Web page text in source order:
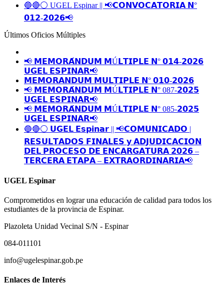
🔵🔴⚪️ UGEL Espinar || 📢𝗖𝗢𝗡𝗩𝗢𝗖𝗔𝗧𝗢𝗥𝗜𝗔 𝗡°
𝟬𝟭𝟮-𝟮𝟬𝟮𝟲📢
Últimos Oficios Múltiples
📢 𝗠𝗘𝗠𝗢𝗥𝗔́𝗡𝗗𝗨𝗠 𝗠Ú𝗟𝗧𝗜𝗣𝗟𝗘 𝗡° 𝟬𝟭𝟰-𝟮𝟬𝟮𝟲
𝗨𝗚𝗘𝗟 𝗘𝗦𝗣𝗜𝗡𝗔𝗥📢
𝗠𝗘𝗠𝗢𝗥𝗔𝗡𝗗𝗨𝗠 𝗠𝗨𝗟𝗧𝗜𝗣𝗟𝗘 𝗡° 𝟬𝟭𝟬-𝟮𝟬𝟮𝟲
📢 𝗠𝗘𝗠𝗢𝗥𝗔́𝗡𝗗𝗨𝗠 𝗠Ú𝗟𝗧𝗜𝗣𝗟𝗘 𝗡° 087-𝟮𝟬𝟮𝟱
𝗨𝗚𝗘𝗟 𝗘𝗦𝗣𝗜𝗡𝗔𝗥📢
📢 𝗠𝗘𝗠𝗢𝗥𝗔́𝗡𝗗𝗨𝗠 𝗠Ú𝗟𝗧𝗜𝗣𝗟𝗘 𝗡° 085-𝟮𝟬𝟮𝟱
𝗨𝗚𝗘𝗟 𝗘𝗦𝗣𝗜𝗡𝗔𝗥📢
🔵🔴⚪️ 𝗨𝗚𝗘𝗟 𝗘𝘀𝗽𝗶𝗻𝗮𝗿 || 📢𝗖𝗢𝗠𝗨𝗡𝗜𝗖𝗔𝗗𝗢 |
𝗥𝗘𝗦𝗨𝗟𝗧𝗔𝗗𝗢𝗦 𝗙𝗜𝗡𝗔𝗟𝗘𝗦 𝘆 𝗔𝗗𝗝𝗨𝗗𝗜𝗖𝗔𝗖𝗜𝗢𝗡
𝗗𝗘𝗟 𝗣𝗥𝗢𝗖𝗘𝗦𝗢 𝗗𝗘 𝗘𝗡𝗖𝗔𝗥𝗚𝗔𝗧𝗨𝗥𝗔 𝟮𝟬𝟮𝟲 –
𝗧𝗘𝗥𝗖𝗘𝗥𝗔 𝗘𝗧𝗔𝗣𝗔 – 𝗘𝗫𝗧𝗥𝗔𝗢𝗥𝗗𝗜𝗡𝗔𝗥𝗜𝗔📢
UGEL Espinar
Comprometidos en lograr una educación de calidad para todos los
estudiantes de la provincia de Espinar.
Plazoleta Unidad Vecinal S/N - Espinar
084-011101
info@ugelespinar.gob.pe
Enlaces de Interés